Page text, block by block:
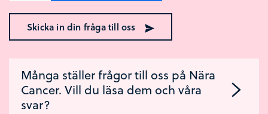
Skicka in din fråga till oss
Många ställer frågor till oss på Nära
Cancer. Vill du läsa dem och våra
svar?